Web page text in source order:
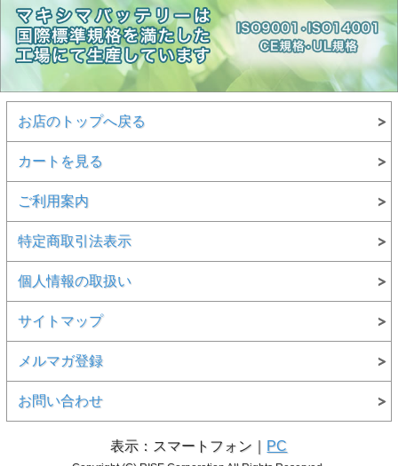
お店のトップへ戻る
カートを見る
ご利用案内
特定商取引法表示
個人情報の取扱い
サイトマップ
メルマガ登録
お問い合わせ
表示：スマートフォン｜ PC